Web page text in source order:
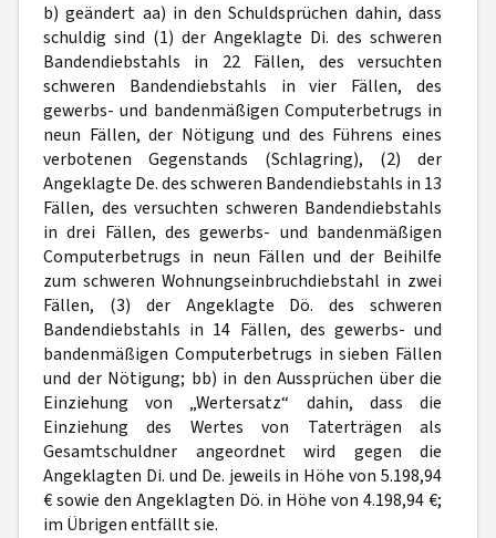
b) geändert aa) in den Schuldsprüchen dahin, dass
schuldig sind (1) der Angeklagte Di. des schweren
Bandendiebstahls in 22 Fällen, des versuchten
schweren Bandendiebstahls in vier Fällen, des
gewerbs- und bandenmäßigen Computerbetrugs in
neun Fällen, der Nötigung und des Führens eines
verbotenen Gegenstands (Schlagring), (2) der
Angeklagte De. des schweren Bandendiebstahls in 13
Fällen, des versuchten schweren Bandendiebstahls
in drei Fällen, des gewerbs- und bandenmäßigen
Computerbetrugs in neun Fällen und der Beihilfe
zum schweren Wohnungseinbruchdiebstahl in zwei
Fällen, (3) der Angeklagte Dö. des schweren
Bandendiebstahls in 14 Fällen, des gewerbs- und
bandenmäßigen Computerbetrugs in sieben Fällen
und der Nötigung; bb) in den Aussprüchen über die
Einziehung von „Wertersatz“ dahin, dass die
Einziehung des Wertes von Taterträgen als
Gesamtschuldner angeordnet wird gegen die
Angeklagten Di. und De. jeweils in Höhe von 5.198,94
€ sowie den Angeklagten Dö. in Höhe von 4.198,94 €;
im Übrigen entfällt sie.